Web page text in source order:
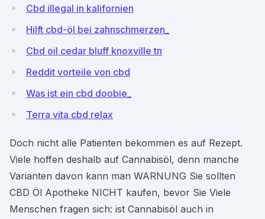
Cbd illegal in kalifornien
Hilft cbd-öl bei zahnschmerzen_
Cbd oil cedar bluff knoxville tn
Reddit vorteile von cbd
Was ist ein cbd doobie_
Terra vita cbd relax
Doch nicht alle Patienten bekommen es auf Rezept.
Viele hoffen deshalb auf Cannabisöl, denn manche
Varianten davon kann man WARNUNG Sie sollten
CBD Öl Apotheke NICHT kaufen, bevor Sie Viele
Menschen fragen sich: ist Cannabisöl auch in